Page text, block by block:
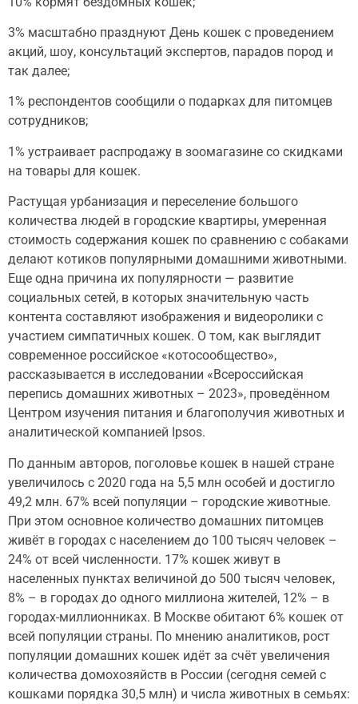
3% масштабно празднуют День кошек с проведением
акций, шоу, консультаций экспертов, парадов пород и
так далее;
1% респондентов сообщили о подарках для питомцев
сотрудников;
1% устраивает распродажу в зоомагазине со скидками
на товары для кошек.
Растущая урбанизация и переселение большого
количества людей в городские квартиры, умеренная
стоимость содержания кошек по сравнению с собаками
делают котиков популярными домашними животными.
Еще одна причина их популярности — развитие
социальных сетей, в которых значительную часть
контента составляют изображения и видеоролики с
участием симпатичных кошек. О том, как выглядит
современное российское «котосообщество»,
рассказывается в исследовании «Всероссийская
перепись домашних животных – 2023», проведённом
Центром изучения питания и благополучия животных и
аналитической компанией Ipsos.
По данным авторов, поголовье кошек в нашей стране
увеличилось с 2020 года на 5,5 млн особей и достигло
49,2 млн. 67% всей популяции – городские животные.
При этом основное количество домашних питомцев
живёт в городах с населением до 100 тысяч человек –
24% от всей численности. 17% кошек живут в
населенных пунктах величиной до 500 тысяч человек,
8% – в городах до одного миллиона жителей, 12% – в
городах-миллионниках. В Москве обитают 6% кошек от
всей популяции страны. По мнению аналитиков, рост
популяции домашних кошек идёт за счёт увеличения
количества домохозяйств в России (сегодня семей с
кошками порядка 30,5 млн) и числа животных в семьях: